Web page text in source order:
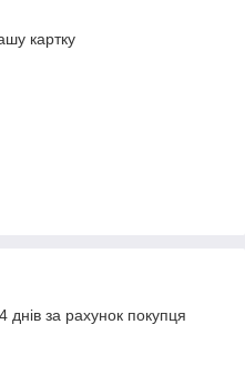
картку
за рахунок покупця